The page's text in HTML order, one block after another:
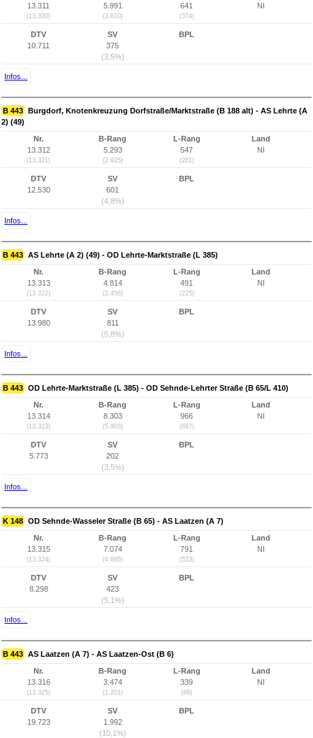
13.311
(13.320)
5.991
(3.610)
641
(374)
NI
DTV
10.711
SV
375
(3,5%)
BPL
Infos...
B 443 Burgdorf, Knotenkreuzung Dorfstraße/Marktstraße (B 188 alt) - AS Lehrte (A
2) (49)
Nr.
13.312
(13.321)
B-Rang
5.293
(2.925)
L-Rang
547
(281)
Land
NI
DTV
12.530
SV
601
(4,8%)
BPL
Infos...
B 443 AS Lehrte (A 2) (49) - OD Lehrte-Marktstraße (L 385)
Nr.
13.313
(13.322)
B-Rang
4.814
(2.456)
L-Rang
491
(225)
Land
NI
DTV
13.980
SV
811
(5,8%)
BPL
Infos...
B 443 OD Lehrte-Marktstraße (L 385) - OD Sehnde-Lehrter Straße (B 65/L 410)
Nr.
13.314
(13.323)
B-Rang
8.303
(5.903)
L-Rang
966
(697)
Land
NI
DTV
5.773
SV
202
(3,5%)
BPL
Infos...
K 148 OD Sehnde-Wasseler Straße (B 65) - AS Laatzen (A 7)
Nr.
13.315
(13.324)
B-Rang
7.074
(4.685)
L-Rang
791
(523)
Land
NI
DTV
8.298
SV
423
(5,1%)
BPL
Infos...
B 443 AS Laatzen (A 7) - AS Laatzen-Ost (B 6)
Nr.
13.316
(13.325)
B-Rang
3.474
(1.201)
L-Rang
339
(88)
Land
NI
DTV
19.723
SV
1.992
(10,1%)
BPL